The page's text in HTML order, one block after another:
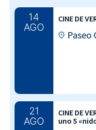
14
AGO
CINE DE
Paseo
21
AGO
CINE DE
uno 5